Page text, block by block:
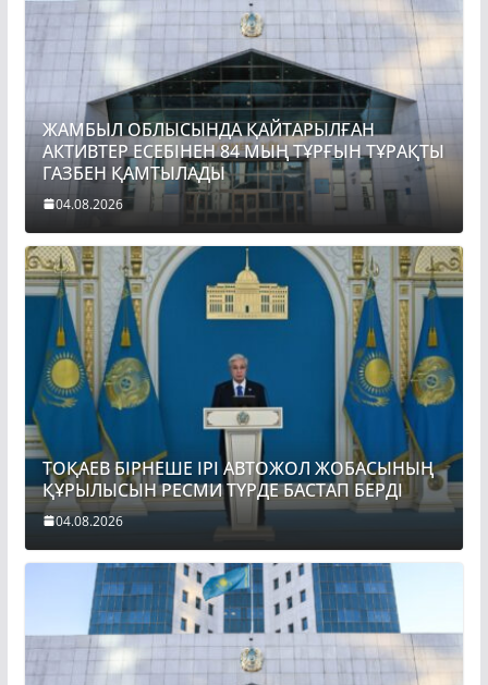
ЖАМБЫЛ ОБЛЫСЫНДА ҚАЙТАРЫЛҒАН
АКТИВТЕР ЕСЕБІНЕН 84 МЫҢ ТҰРҒЫН ТҰРАҚТЫ
ГАЗБЕН ҚАМТЫЛАДЫ
04.08.2026
ТОҚАЕВ БІРНЕШЕ ІРІ АВТОЖОЛ ЖОБАСЫНЫҢ
ҚҰРЫЛЫСЫН РЕСМИ ТҮРДЕ БАСТАП БЕРДІ
04.08.2026